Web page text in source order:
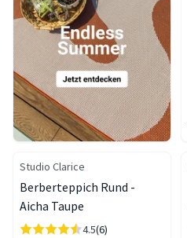
Studio Clarice
Berberteppich Rund -
Aicha Taupe
4.5(6)